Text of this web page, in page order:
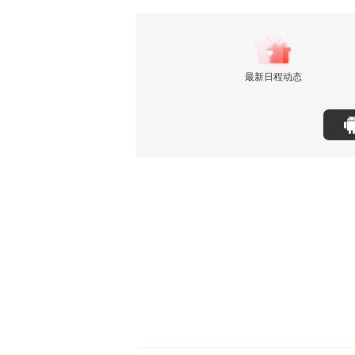
最新日程动态